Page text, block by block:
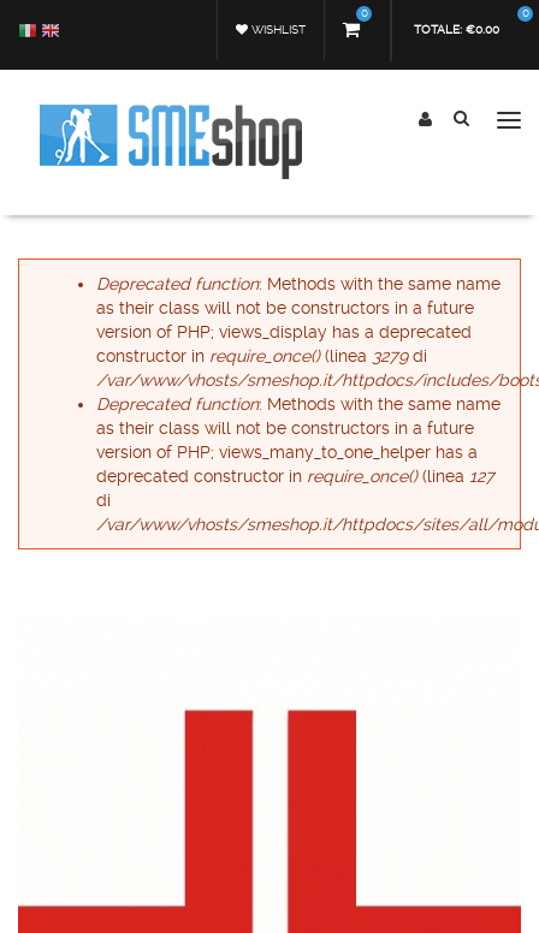
TOTALE: €0.00
0
WISHLIST
0
Form di ricerca
Cerca
Messaggio di errore
Deprecated function: Methods with the same name
as their class will not be constructors in a future
version of PHP; views_display has a deprecated
constructor in require_once()(linea 3279di
/var/www/vhosts/smeshop.it/httpdocs/includes/
Deprecated function: Methods with the same name
as their class will not be constructors in a future
version of PHP; views_many_to_one_helper has a
deprecated constructor in require_once()(linea 127
di
/var/www/vhosts/smeshop.it/httpdocs/sites/all/